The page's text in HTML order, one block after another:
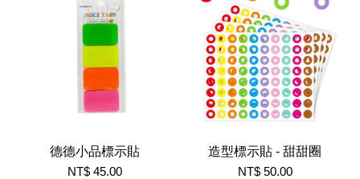
德德小品標示貼
NT$ 45.00
造型標示貼 - 甜甜圈
NT$ 50.00